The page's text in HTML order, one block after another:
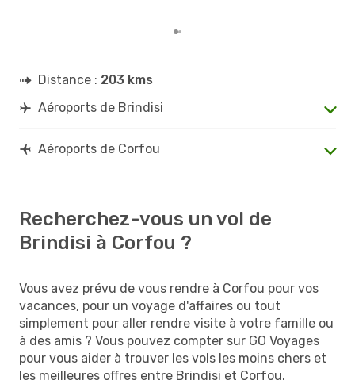
Distance : 203 kms
Aéroports de Brindisi
Aéroports de Corfou
Recherchez-vous un vol de
Brindisi à Corfou ?
Vous avez prévu de vous rendre à Corfou pour vos
vacances, pour un voyage d'affaires ou tout
simplement pour aller rendre visite à votre famille ou
à des amis ? Vous pouvez compter sur GO Voyages
pour vous aider à trouver les vols les moins chers et
les meilleures offres entre Brindisi et Corfou.